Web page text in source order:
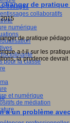
collaboratifs
numérique
pour la classe
et numérique
de médiation
de
a-t-il sur les
la prudence
a un problème